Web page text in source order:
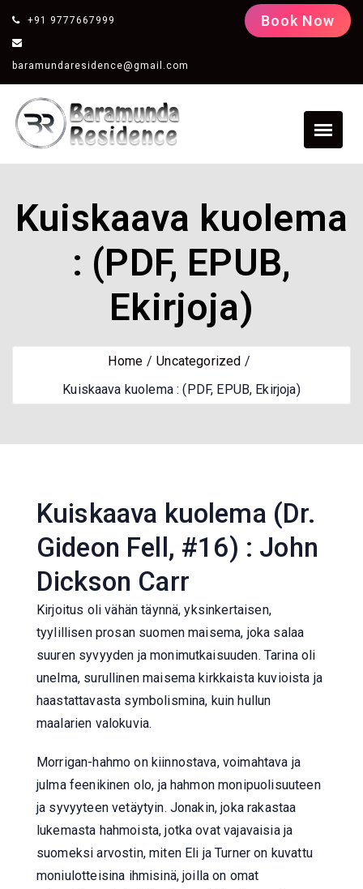
+91 9777667999
baramundaresidence@gmail.com
Book Now
Kuiskaava kuolema
: (PDF, EPUB,
Ekirjoja)
Home
Uncategorized
Kuiskaava kuolema : (PDF, EPUB, Ekirjoja)
Kuiskaava kuolema (Dr.
Gideon Fell, #16) : John
Dickson Carr
Kirjoitus oli vähän täynnä, yksinkertaisen,
tyylillisen prosan suomen maisema, joka salaa
suuren syvyyden ja monimutkaisuuden. Tarina oli
unelma, surullinen maisema kirkkaista kuvioista ja
haastattavasta symbolismina, kuin hullun
maalarien valokuvia.
Morrigan-hahmo on kiinnostava, voimahtava ja
julma feenikinen olo, ja hahmon monipuolisuuteen
ja syvyyteen vetäytyin. Jonakin, joka rakastaa
lukemasta hahmoista, jotka ovat vajavaisia ja
suomeksi arvostin, miten Eli ja Turner on kuvattu
moniulotteisina ihmisinä, joilla on omat